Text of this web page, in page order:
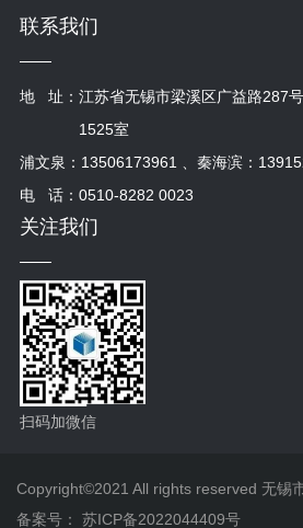
联系我们
地 址： 江苏省无锡市梁溪区广益路287
1525室
浦文泉：13506173961 、秦海滨：
电 话：0510-8282 0023
关注我们
扫码加微信
Copyright©2021 All rights reserved 无锡
备案号：
苏ICP备2022044409号